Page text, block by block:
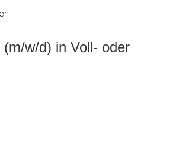
(m/w/d) in Voll- oder